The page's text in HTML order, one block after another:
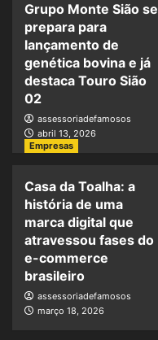
Grupo Monte Sião se
prepara para
lançamento de
genética bovina e já
destaca Touro Sião
02
assessoriadefamosos
abril 13, 2026
Empresas
Casa da Toalha: a
história de uma
marca digital que
atravessou fases do
e-commerce
brasileiro
assessoriadefamosos
março 18, 2026